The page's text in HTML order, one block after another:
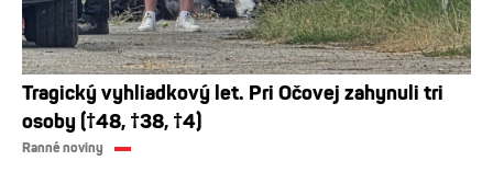
Tragický vyhliadkový let. Pri Očovej zahynuli tri
osoby (†48, †38, †4)
Ranné noviny